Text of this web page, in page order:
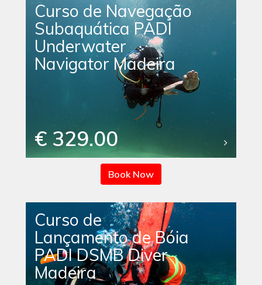
Curso de Navegação
Subaquática PADI
Underwater
Navigator Madeira
€ 329.00
Book Now
Curso de
Lançamento de Bóia
PADI DSMB Diver
Madeira